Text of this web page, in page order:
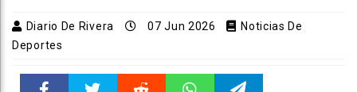
Diario De Rivera 07 Jun 2026
Noticias De
Deportes